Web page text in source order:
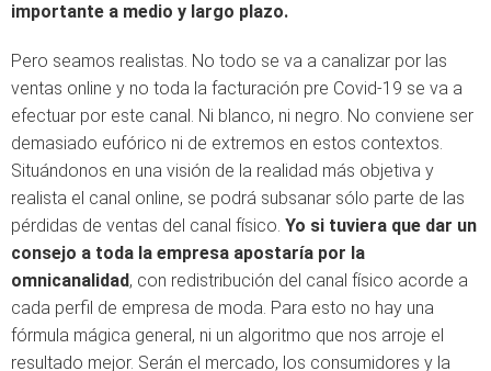
importante a medio y largo plazo.
Pero seamos realistas. No todo se va a canalizar por las
ventas online y no toda la facturación pre Covid-19 se va a
efectuar por este canal. Ni blanco, ni negro. No conviene ser
demasiado eufórico ni de extremos en estos contextos.
Situándonos en una visión de la realidad más objetiva y
realista el canal online, se podrá subsanar sólo parte de las
pérdidas de ventas del canal físico. Yo si tuviera que dar un
consejo a toda la empresa apostaría por la
omnicanalidad, con redistribución del canal físico acorde a
cada perfil de empresa de moda. Para esto no hay una
fórmula mágica general, ni un algoritmo que nos arroje el
resultado mejor. Serán el mercado, los consumidores y la